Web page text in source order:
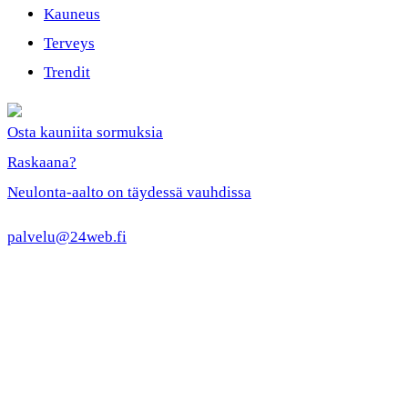
Kauneus
Terveys
Trendit
Osta kauniita sormuksia
Raskaana?
Neulonta-aalto on täydessä vauhdissa
palvelu@24web.fi